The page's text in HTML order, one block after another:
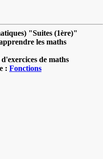
"Suites (1ère)"
les maths
de maths
: Fonctions